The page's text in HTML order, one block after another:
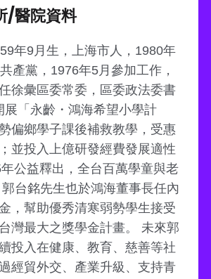
/醫院資料
年9月生，上海市人，1980年
產黨，1976年5月參加工作，
徐彙區委常委，區委政法委書
展「永齡・鴻海希望小學計
偏鄉學子課後補救教學，受惠
並投入上億研發經費發展適性
公益釋出，全台百萬學童與老
台銘先生也於鴻海董事長任內
，幫助優秀清寒弱勢學生接受
灣最大之獎學金計畫。 未來郭
投入在健康、教育、慈善等社
經貿外交、產業升級、支持青